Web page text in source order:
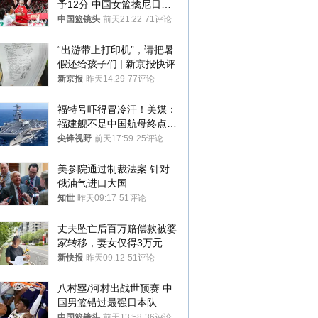
予12分 中国女篮擒尼日利
亚
中国篮镜头 前天21:22 71评论
“出游带上打印机”，请把暑
假还给孩子们 | 新京报快评
新京报 昨天14:29 77评论
福特号吓得冒冷汗！美媒：
福建舰不是中国航母终点，
而是新起点！
尖锋视野 前天17:59 25评论
美参院通过制裁法案 针对
俄油气进口大国
知世 昨天09:17 51评论
丈夫坠亡后百万赔偿款被婆
家转移，妻女仅得3万元
新快报 昨天09:12 51评论
八村塁/河村出战世预赛 中
国男篮错过最强日本队